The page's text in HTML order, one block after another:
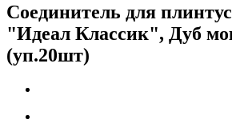
Соединитель для
"Идеал Классик", Дуб
(уп.20шт)